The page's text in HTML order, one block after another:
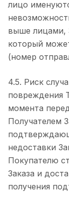
лицо
выше лицами,
который
(номер
4.5. Риск
повреждения
момента
Получателем
недоставки
Покупателю
Заказа и
получения